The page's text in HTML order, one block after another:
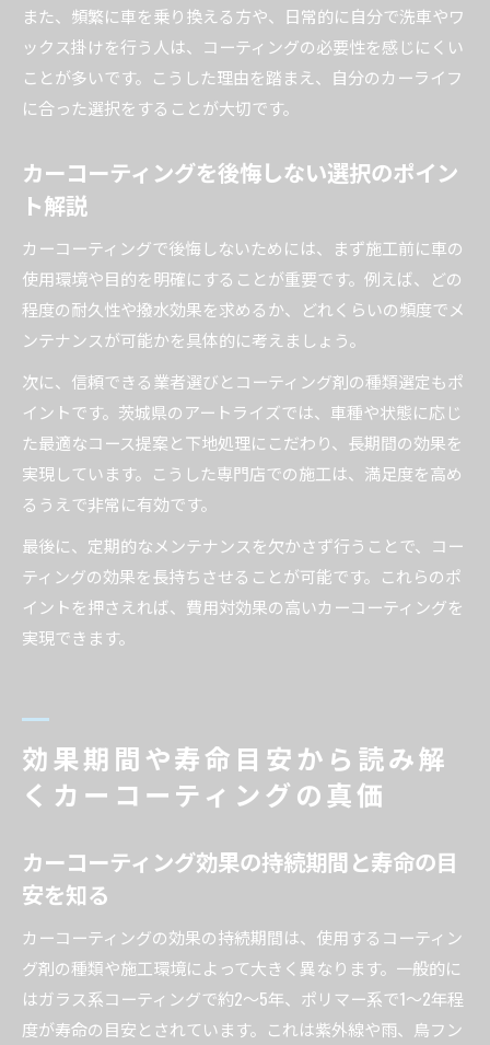
また、頻繁に車を乗り換える方や、日常的に自分で洗車やワ
ックス掛けを行う人は、コーティングの必要性を感じにくい
ことが多いです。こうした理由を踏まえ、自分のカーライフ
に合った選択をすることが大切です。
カーコーティングを後悔しない選択のポイン
ト解説
カーコーティングで後悔しないためには、まず施工前に車の
使用環境や目的を明確にすることが重要です。例えば、どの
程度の耐久性や撥水効果を求めるか、どれくらいの頻度でメ
ンテナンスが可能かを具体的に考えましょう。
次に、信頼できる業者選びとコーティング剤の種類選定もポ
イントです。茨城県のアートライズでは、車種や状態に応じ
た最適なコース提案と下地処理にこだわり、長期間の効果を
実現しています。こうした専門店での施工は、満足度を高め
るうえで非常に有効です。
最後に、定期的なメンテナンスを欠かさず行うことで、コー
ティングの効果を長持ちさせることが可能です。これらのポ
イントを押さえれば、費用対効果の高いカーコーティングを
実現できます。
効果期間や寿命目安から読み解
くカーコーティングの真価
カーコーティング効果の持続期間と寿命の目
安を知る
カーコーティングの効果の持続期間は、使用するコーティン
グ剤の種類や施工環境によって大きく異なります。一般的に
はガラス系コーティングで約2～5年、ポリマー系で1～2年程
度が寿命の目安とされています。これは紫外線や雨、鳥フン